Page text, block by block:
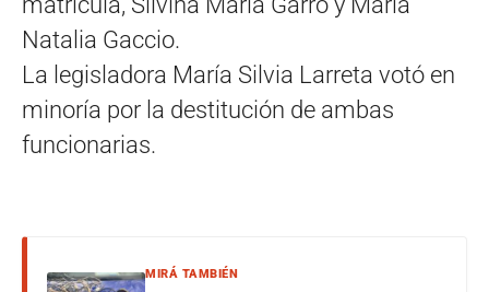
Natalia Gaccio.
La legisladora María Silvia Larreta votó en
minoría por la destitución de ambas
funcionarias.
MIRÁ TAMBIÉN